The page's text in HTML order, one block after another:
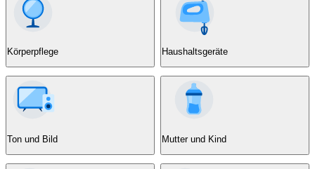
Körperpflege Haushaltsgeräte
Ton und Bild Mutter und Kind